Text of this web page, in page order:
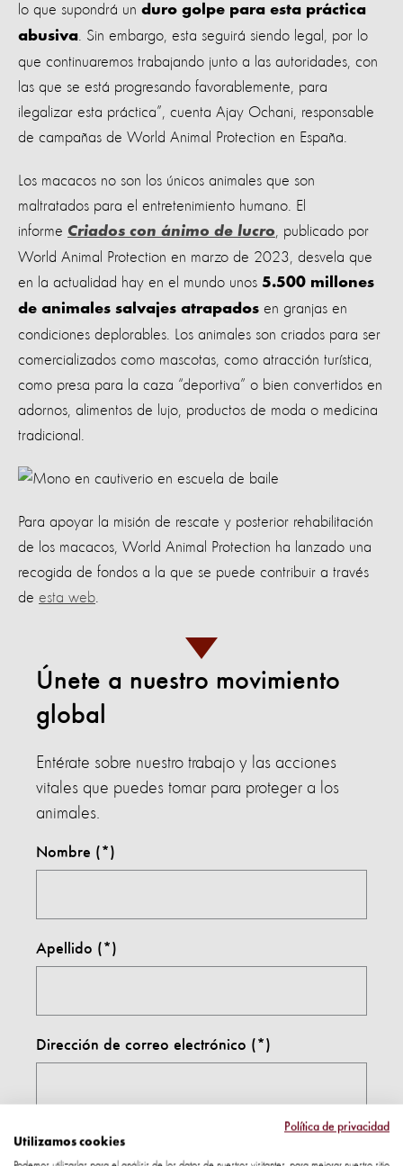
lo que supondrá un duro golpe para esta práctica
abusiva . Sin embargo, esta seguirá siendo legal, por lo
que continuaremos trabajando junto a las autoridades, con
las que se está progresando favorablemente, para
ilegalizar esta práctica”, cuenta Ajay Ochani, responsable
de campañas de World Animal Protection en España.
Los macacos no son los únicos animales que son
maltratados para el entretenimiento humano. El
informe Criados con ánimo de lucro
publicado por
World Animal Protection en marzo de 2023 , desvela que
en la actualidad hay en el mundo unos 5.500 millones
de animales salvajes atrapados en granjas en
condiciones deplorables. Los animales son criados para ser
comercializados como mascotas, como atracción turística,
como presa para la caza “deportiva” o bien convertidos en
adornos, alimentos de lujo, productos de moda o medicina
tradicional.
Para apoyar la misión de rescate y posterior rehabilitación
de los macacos, World Animal Protection ha lanzado una
recogida de fondos a la que se puede contribuir a través
de esta web
Únete a nuestro movimiento
global
Entérate sobre nuestro trabajo y las acciones
vitales que puedes tomar para proteger a los
animales.
Nombre
Apellido
Dirección de correo electrónico
País:
Política de privacidad
Utilizamos cookies